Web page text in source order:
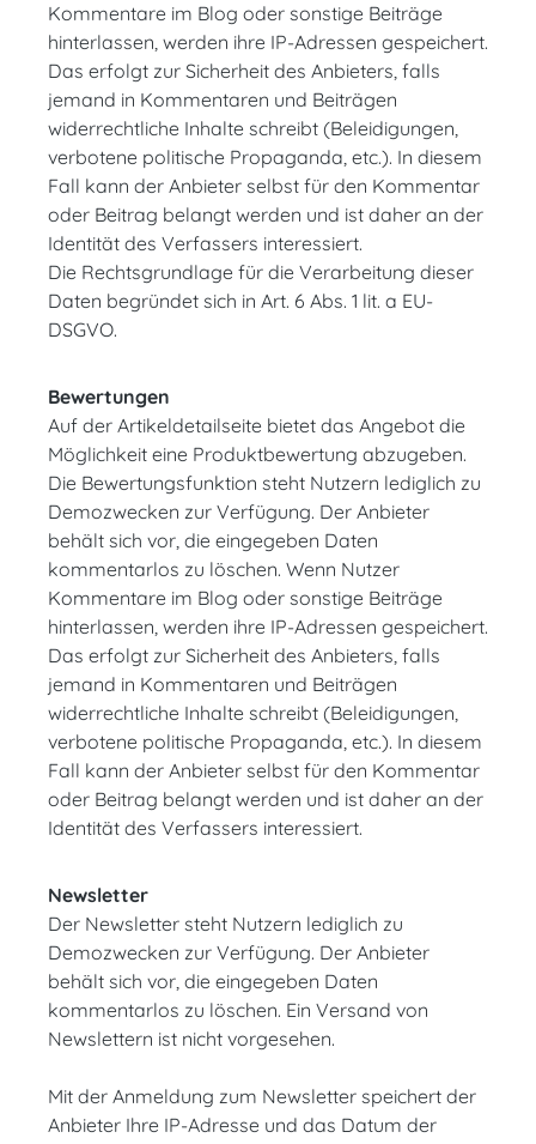
Kommentare im Blog oder sonstige Beiträge
hinterlassen, werden ihre IP-Adressen gespeichert.
Das erfolgt zur Sicherheit des Anbieters, falls
jemand in Kommentaren und Beiträgen
widerrechtliche Inhalte schreibt (Beleidigungen,
verbotene politische Propaganda, etc.). In diesem
Fall kann der Anbieter selbst für den Kommentar
oder Beitrag belangt werden und ist daher an der
Identität des Verfassers interessiert.
Die Rechtsgrundlage für die Verarbeitung dieser
Daten begründet sich in Art. 6 Abs. 1 lit. a EU-
DSGVO.
Bewertungen
Auf der Artikeldetailseite bietet das Angebot die
Möglichkeit eine Produktbewertung abzugeben.
Die Bewertungsfunktion steht Nutzern lediglich zu
Demozwecken zur Verfügung. Der Anbieter
behält sich vor, die eingegeben Daten
kommentarlos zu löschen. Wenn Nutzer
Kommentare im Blog oder sonstige Beiträge
hinterlassen, werden ihre IP-Adressen gespeichert.
Das erfolgt zur Sicherheit des Anbieters, falls
jemand in Kommentaren und Beiträgen
widerrechtliche Inhalte schreibt (Beleidigungen,
verbotene politische Propaganda, etc.). In diesem
Fall kann der Anbieter selbst für den Kommentar
oder Beitrag belangt werden und ist daher an der
Identität des Verfassers interessiert.
Newsletter
Der Newsletter steht Nutzern lediglich zu
Demozwecken zur Verfügung. Der Anbieter
behält sich vor, die eingegeben Daten
kommentarlos zu löschen. Ein Versand von
Newslettern ist nicht vorgesehen.
Mit der Anmeldung zum Newsletter speichert der
Anbieter Ihre IP-Adresse und das Datum der